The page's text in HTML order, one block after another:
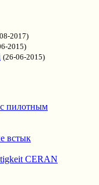
2017)
2015)
(26-06-2015)
пилотным
встык
CERAN